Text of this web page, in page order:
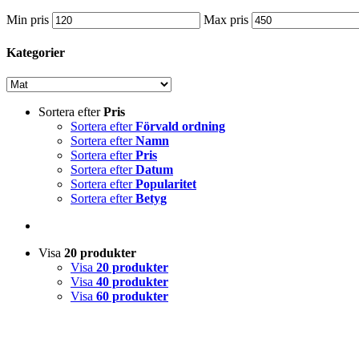
Min pris Max pris
Kategorier
Sortera efterPris
Sortera efterFörvald ordning
Sortera efterNamn
Sortera efterPris
Sortera efterDatum
Sortera efterPopularitet
Sortera efterBetyg
Visa 20 produkter
Visa 20 produkter
Visa 40 produkter
Visa 60 produkter